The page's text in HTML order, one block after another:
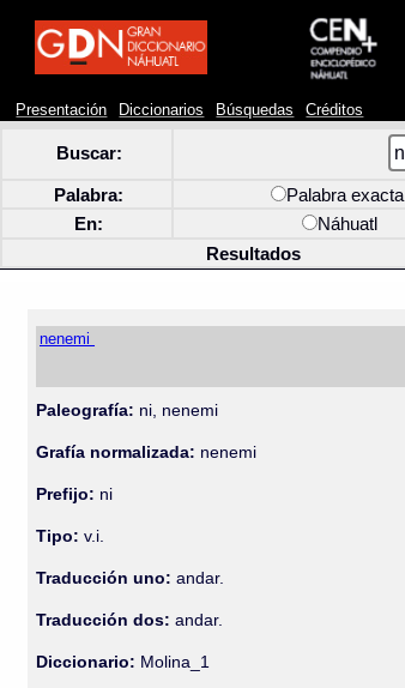
Presentación Diccionarios Búsquedas Créditos
Buscar:
Palabra: Palabra exacta
En:
Náhuatl
Resultados
nenemi
Paleografía: ni, nenemi
Grafía normalizada: nenemi
Prefijo: ni
Tipo: v.i.
Traducción uno: andar.
Traducción dos: andar.
Diccionario: Molina_1